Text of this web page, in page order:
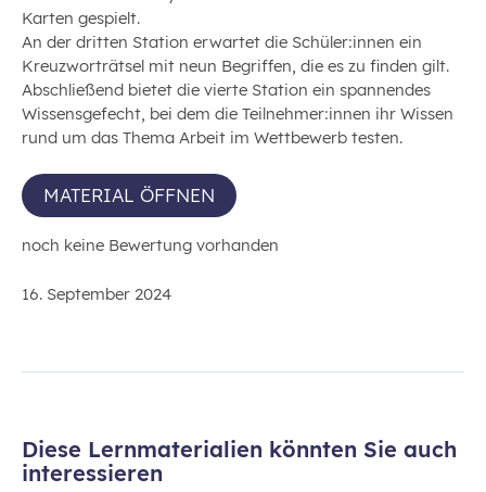
Karten gespielt.
An der dritten Station erwartet die Schüler:innen ein
Kreuzworträtsel mit neun Begriffen, die es zu finden gilt.
Abschließend bietet die vierte Station ein spannendes
Wissensgefecht, bei dem die Teilnehmer:innen ihr Wissen
rund um das Thema Arbeit im Wettbewerb testen.
MATERIAL ÖFFNEN
noch keine Bewertung vorhanden
16. September 2024
Diese Lernmaterialien könnten Sie auch
interessieren